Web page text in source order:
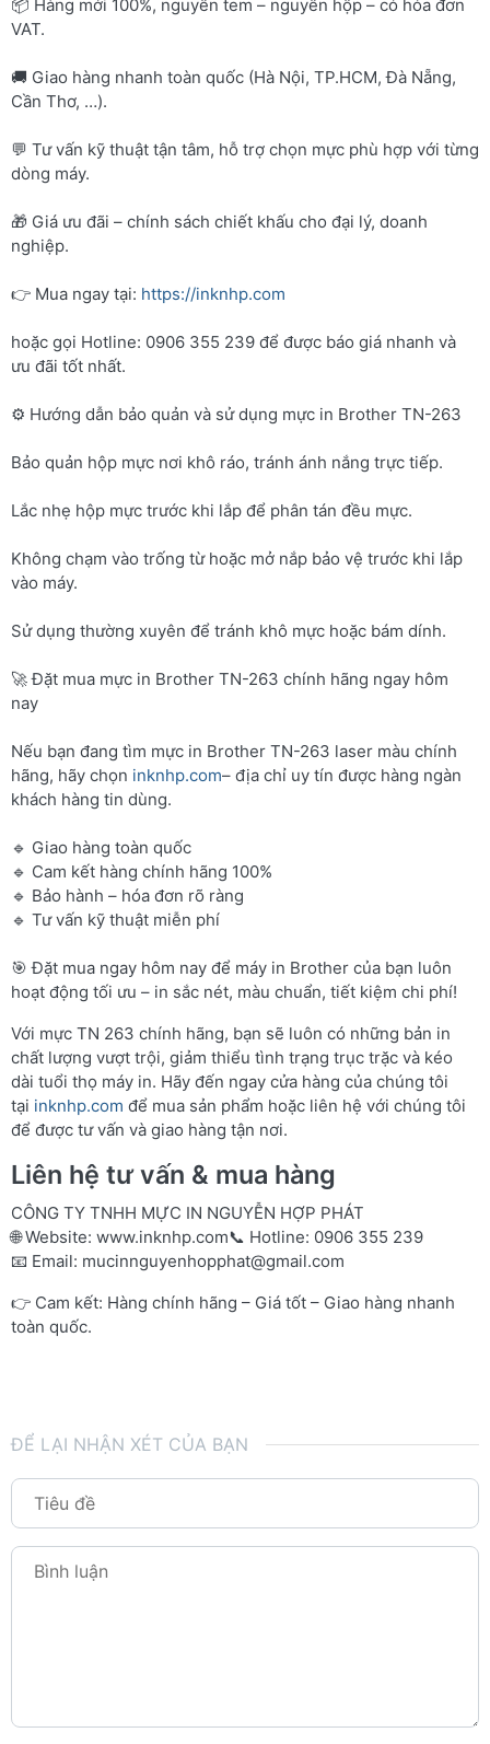
📦 Hàng mới 100%, nguyên tem – nguyên hộp – có hóa đơn
VAT.
🚚 Giao hàng nhanh toàn quốc (Hà Nội, TP.HCM, Đà Nẵng,
Cần Thơ, …).
💬 Tư vấn kỹ thuật tận tâm, hỗ trợ chọn mực phù hợp với từng
dòng máy.
🎁 Giá ưu đãi – chính sách chiết khấu cho đại lý, doanh
nghiệp.
👉 Mua ngay tại: https://inknhp.com
hoặc gọi Hotline: 0906 355 239 để được báo giá nhanh và
ưu đãi tốt nhất.
⚙️ Hướng dẫn bảo quản và sử dụng mực in Brother TN-263
Bảo quản hộp mực nơi khô ráo, tránh ánh nắng trực tiếp.
Lắc nhẹ hộp mực trước khi lắp để phân tán đều mực.
Không chạm vào trống từ hoặc mở nắp bảo vệ trước khi lắp
vào máy.
Sử dụng thường xuyên để tránh khô mực hoặc bám dính.
🚀 Đặt mua mực in Brother TN-263 chính hãng ngay hôm
nay
Nếu bạn đang tìm mực in Brother TN-263 laser màu chính
hãng, hãy chọn inknhp.com– địa chỉ uy tín được hàng ngàn
khách hàng tin dùng.
🔹 Giao hàng toàn quốc
🔹 Cam kết hàng chính hãng 100%
🔹 Bảo hành – hóa đơn rõ ràng
🔹 Tư vấn kỹ thuật miễn phí
🎯 Đặt mua ngay hôm nay để máy in Brother của bạn luôn
hoạt động tối ưu – in sắc nét, màu chuẩn, tiết kiệm chi phí!
Với mực TN 263 chính hãng, bạn sẽ luôn có những bản in
chất lượng vượt trội, giảm thiểu tình trạng trục trặc và kéo
dài tuổi thọ máy in. Hãy đến ngay cửa hàng của chúng tôi
tại inknhp.com để mua sản phẩm hoặc liên hệ với chúng tôi
để được tư vấn và giao hàng tận nơi.
Liên hệ tư vấn & mua hàng
CÔNG TY TNHH MỰC IN NGUYỄN HỢP PHÁT
🌐 Website: www.inknhp.com📞 Hotline: 0906 355 239
📧 Email: mucinnguyenhopphat@gmail.com
👉 Cam kết: Hàng chính hãng – Giá tốt – Giao hàng nhanh
toàn quốc.
ĐỂ LẠI NHẬN XÉT CỦA BẠN